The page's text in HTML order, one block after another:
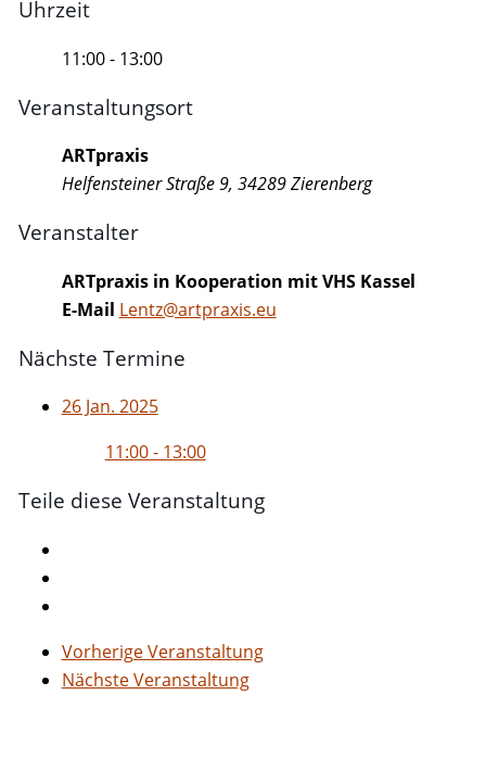
Uhrzeit
11:00 - 13:00
Veranstaltungsort
ARTpraxis
Helfensteiner Straße 9, 34289 Zierenberg
Veranstalter
ARTpraxis in Kooperation mit VHS Kassel
E-Mail Lentz@artpraxis.eu
Nächste Termine
26 Jan. 2025
11:00 - 13:00
Teile diese Veranstaltung
Vorherige Veranstaltung
Nächste Veranstaltung